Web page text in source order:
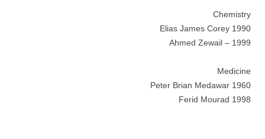
Chemistry
1990 Elias James Corey
1999 – Ahmed Zewail
Medicine
1960 Peter Brian Medawar
1998 Ferid Mourad